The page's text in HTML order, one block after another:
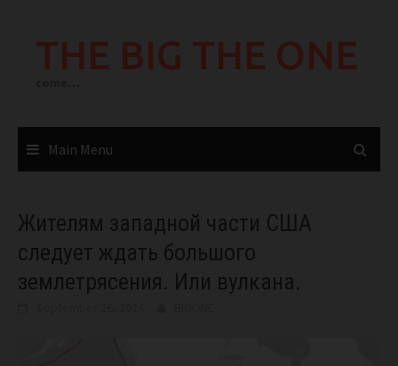
THE BIG THE ONE
Main Menu
Жителям западной части США
следует ждать большого
землетрясения. Или вулкана.